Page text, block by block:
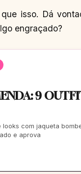
isso. Dá
engraçado?
9
com jaqueta
e aprova